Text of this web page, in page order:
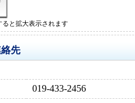
ると拡大表示されます
先
019-433-2456